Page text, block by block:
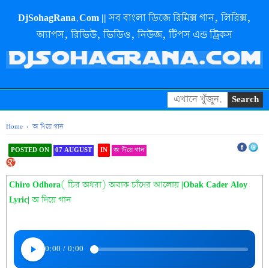
DjSohagRana.Com || সব বাংলা ডিজে রিমিক্স গান, লিরিক্স,
অ্যাপস, রিভিউ, ভিডিও, নিউজ, টিপস এন্ড ট্রিকস
Home ›অ দিয়ে গান
POSTED ON 07 AUGUST IN অ দিয়ে গান
Chiro Odhora( চির অধরা) অবাক চাঁদের আলোয় |Obak Cader Aloy
Lyric| অ দিয়ে গান
0:00 / 0:00